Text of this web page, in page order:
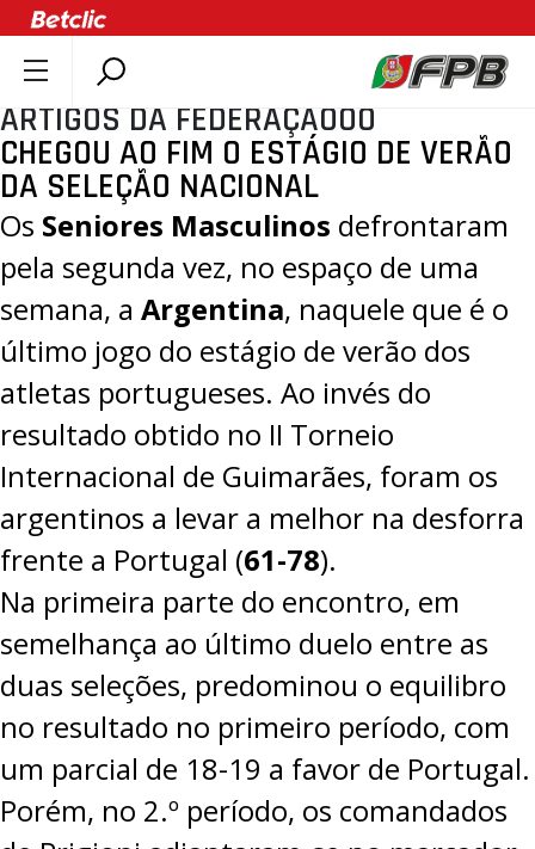
SOBRE A FPB
DOCUMENTOS
ÚLTIMAS
COMPETIÇÕES
ASSOCIAÇÕES
CLUBES
AGENTES
AGENDA
SELEÇÕES
MINIBASQUETE
ÁREA TÉCNICA
PROJETOS
LIGA BETCLIC MASCULINA
LIGA BETCLIC FEMININA
ARTIGOS DA FEDERAÇÃOOO
CHEGOU AO FIM O ESTÁGIO DE VERÃO
DA SELEÇÃO NACIONAL
Os Seniores Masculinos defrontaram
pela segunda vez, no espaço de uma
semana, a Argentina, naquele que é o
último jogo do estágio de verão dos
atletas portugueses. Ao invés do
resultado obtido no II Torneio
Internacional de Guimarães, foram os
argentinos a levar a melhor na desforra
frente a Portugal (61-78).
Na primeira parte do encontro, em
semelhança ao último duelo entre as
duas seleções, predominou o equilibro
no resultado no primeiro período, com
um parcial de 18-19 a favor de Portugal.
Porém, no 2.º período, os comandados